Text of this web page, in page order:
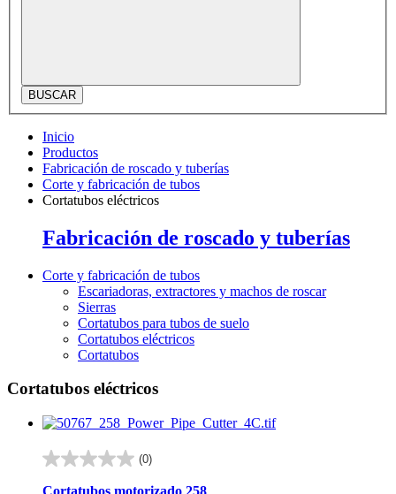
BUSCAR
Inicio
Productos
Fabricación de roscado y tuberías
Corte y fabricación de tubos
Cortatubos eléctricos
Fabricación de roscado y tuberías
Corte y fabricación de tubos
Escariadoras, extractores y machos de roscar
Sierras
Cortatubos para tubos de suelo
Cortatubos eléctricos
Cortatubos
Cortatubos eléctricos
(0)
0.0